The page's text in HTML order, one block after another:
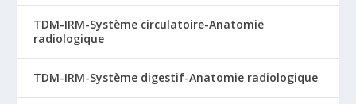
TDM-IRM-Système circulatoire-Anatomie
radiologique
TDM-IRM-Système digestif-Anatomie radiologique